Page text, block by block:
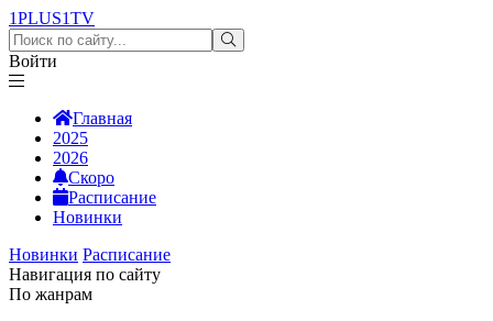
1PLUS1TV
Войти
Главная
2025
2026
Скоро
Расписание
Новинки
Новинки Расписание
Навигация по сайту
По жанрам